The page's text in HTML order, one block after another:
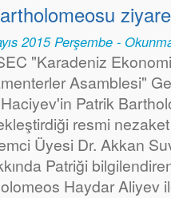
2015 Perşembe -
"Karadeniz
Asamblesi"
Patrik
resmi
Üyesi Dr. Akkan
Patriği
Haydar Aliyev